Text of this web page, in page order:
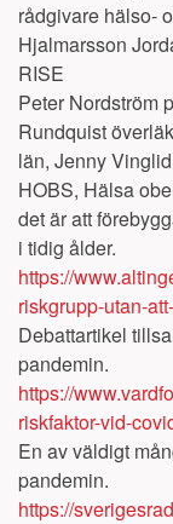
rådgivare hälso-
Hjalmarsson
RISE
Peter Nordström
Rundquist
län, Jenny Vinglid
HOBS, Hälsa
det är att
i tidig ålder.
https://
riskgrupp-utan-
Debattartikel
pandemin.
https://
riskfaktor-vid-
En av väldigt
pandemin.
https://